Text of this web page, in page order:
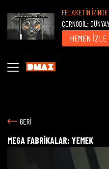
FELAKETİN İZİNDE
ÇERNOBİL:
HEMEN İZLE
GERİ
MEGA FABRİKALAR: YEMEK